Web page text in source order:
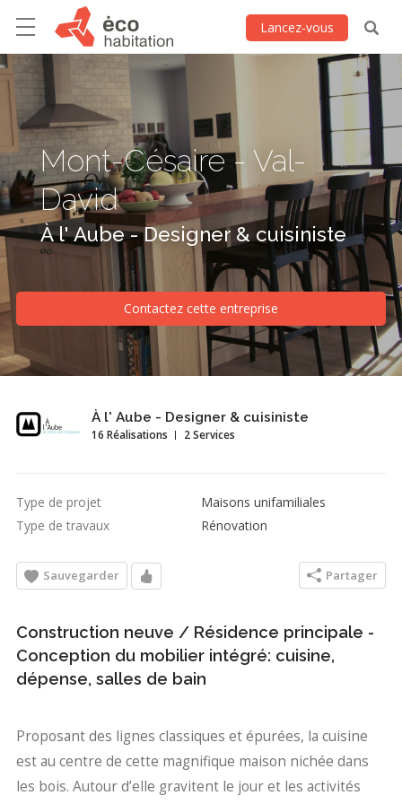
Lancez-vous
Mont-Césaire - Val-
David
À l' Aube - Designer & cuisiniste
Contactez cette entreprise
À l' Aube - Designer & cuisiniste
16 Réalisations 2 Services
Type de projet
Maisons unifamiliales
Type de travaux
Rénovation
Sauvegarder Partager
Construction neuve / Résidence principale -
Conception du mobilier intégré: cuisine,
dépense, salles de bain
Proposant des lignes classiques et épurées, la cuisine
est au centre de cette magnifique maison nichée dans
les bois. Autour d’elle gravitent le jour et les activités